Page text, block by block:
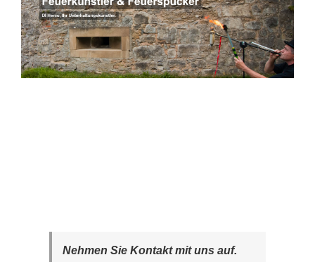
Nehmen Sie Kontakt mit uns auf.